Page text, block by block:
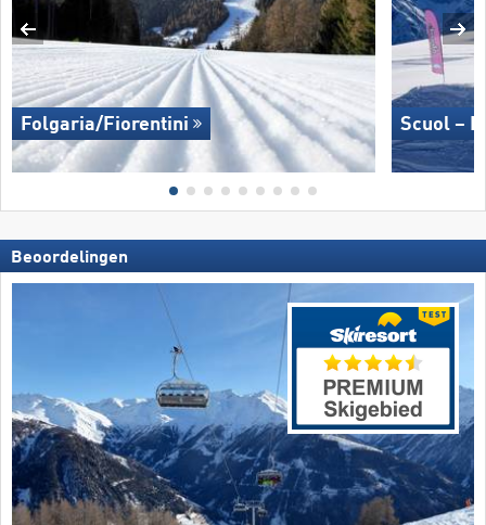
Folgaria/​Fiorentini Scuol –
Beoordelingen